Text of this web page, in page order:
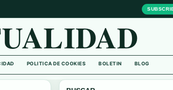
POLITICA DE COOKIES BOLETIN BLOG